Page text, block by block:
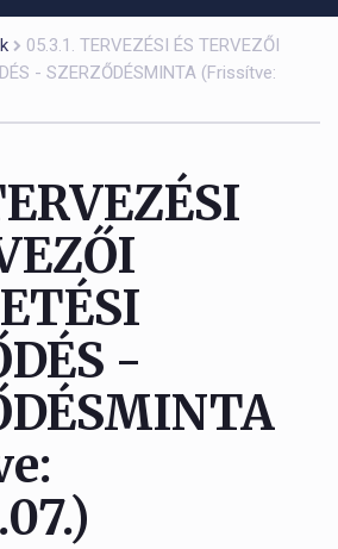
05.3.1. TERVEZÉSI ÉS TERVEZŐI
- SZERZŐDÉSMINTA (Frissítve:
-